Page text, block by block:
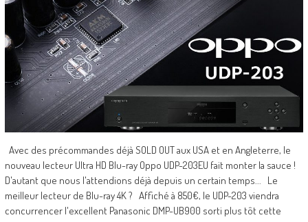
Avec des précommandes déjà SOLD OUT aux USA et en Angleterre, le
nouveau lecteur Ultra HD Blu-ray Oppo UDP-203EU fait monter la sauce !
D'autant que nous l'attendions déjà depuis un certain temps... Le
meilleur lecteur de Blu-ray 4K ? Affiché à 850€, le UDP-203 viendra
concurrencer l'excellent Panasonic DMP-UB900 sorti plus tôt cette